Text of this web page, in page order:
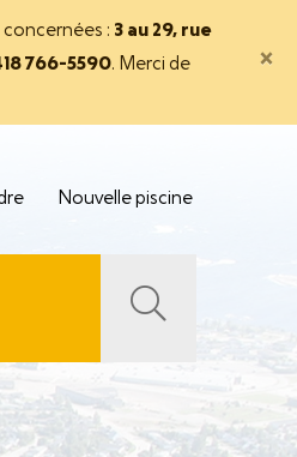
concernées : 3 au 29, rue
766-5590. Merci de
×
Nouvelle piscine